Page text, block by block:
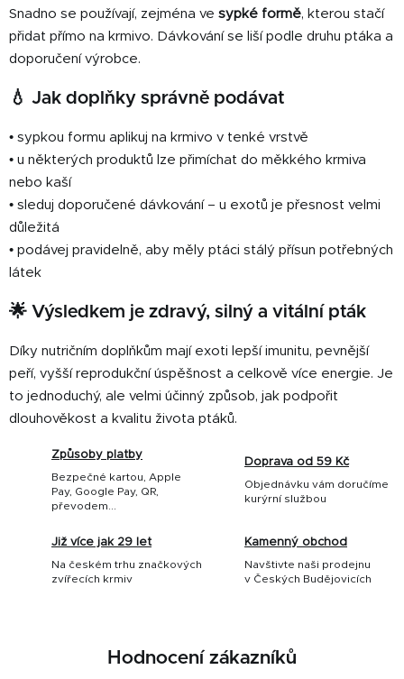
Snadno se používají, zejména ve sypké formě, kterou stačí
přidat přímo na krmivo. Dávkování se liší podle druhu ptáka a
doporučení výrobce.
💧 Jak doplňky správně podávat
• sypkou formu aplikuj na krmivo v tenké vrstvě
• u některých produktů lze přimíchat do měkkého krmiva
nebo kaší
• sleduj doporučené dávkování – u exotů je přesnost velmi
důležitá
• podávej pravidelně, aby měly ptáci stálý přísun potřebných
látek
🌟 Výsledkem je zdravý, silný a vitální pták
Díky nutričním doplňkům mají exoti lepší imunitu, pevnější
peří, vyšší reprodukční úspěšnost a celkově více energie. Je
to jednoduchý, ale velmi účinný způsob, jak podpořit
dlouhověkost a kvalitu života ptáků.
Způsoby platby
Bezpečné kartou, Apple
Pay, Google Pay, QR,
převodem...
Doprava od 59 Kč
Objednávku vám doručíme
kurýrní službou
Již více jak 29 let
Na českém trhu značkových
zvířecích krmiv
Kamenný obchod
Navštivte naši prodejnu
v Českých Budějovicích
Hodnocení zákazníků